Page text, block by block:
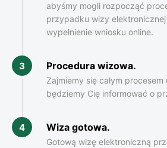
abyśmy mogli rozpocząć
przypadku wizy
wypełnienie wniosku online.
3 Procedura wizowa.
Zajmiemy się całym
będziemy Cię informować o
4 Wiza gotowa.
Gotową wizę elektroniczną